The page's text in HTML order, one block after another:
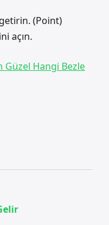
(Point)
açın.
Güzel Hangi Bezle